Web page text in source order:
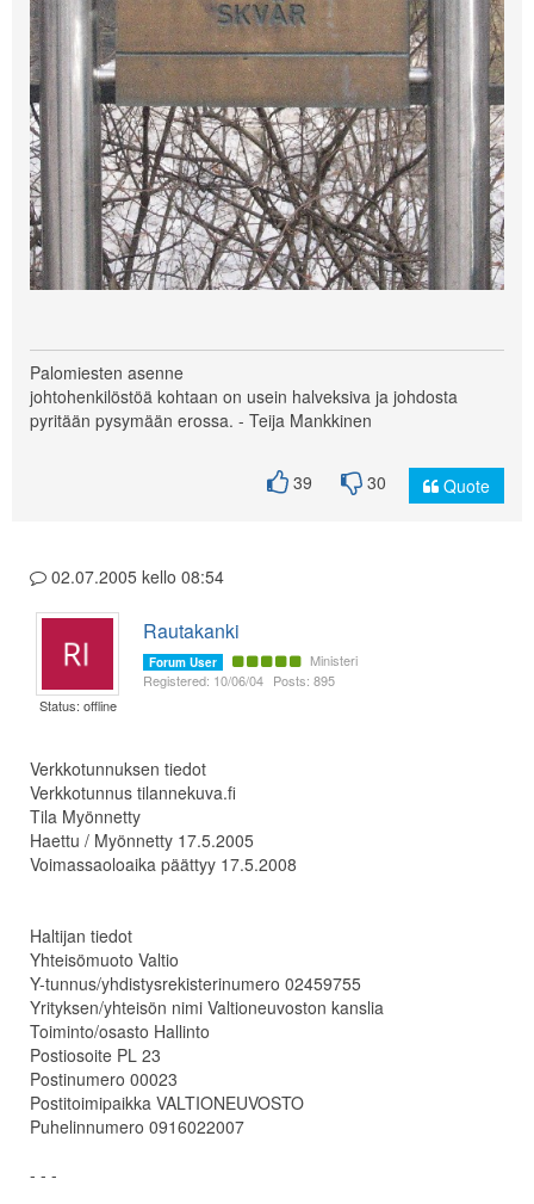
Palomiesten asenne
johtohenkilöstöä kohtaan on usein halveksiva ja johdosta
pyritään pysymään erossa. - Teija Mankkinen
39 30 Quote
02.07.2005 kello 08:54
Status: offline
Rautakanki
Forum User
Ministeri
Registered: 10/06/04 Posts: 895
Verkkotunnuksen tiedot
Verkkotunnus tilannekuva.fi
Tila Myönnetty
Haettu / Myönnetty 17.5.2005
Voimassaoloaika päättyy 17.5.2008
Haltijan tiedot
Yhteisömuoto Valtio
Y-tunnus/yhdistysrekisterinumero 02459755
Yrityksen/yhteisön nimi Valtioneuvoston kanslia
Toiminto/osasto Hallinto
Postiosoite PL 23
Postinumero 00023
Postitoimipaikka VALTIONEUVOSTO
Puhelinnumero 0916022007
- - -